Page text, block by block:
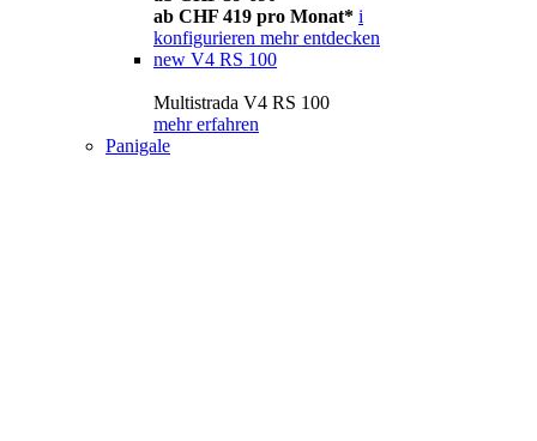
ab CHF 419 pro Monat* i
konfigurieren mehr entdecken
new V4 RS 100
Multistrada V4 RS 100
mehr erfahren
Panigale